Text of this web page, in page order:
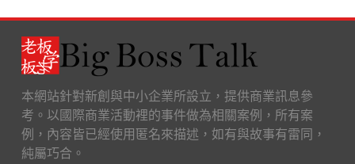
本網站針對新創與中小企業所設立，提供商業訊息參
考。以國際商業活動裡的事件做為相關案例，所有案
例，內容皆已經使用匿名來描述，如有與故事有雷同，
純屬巧合。